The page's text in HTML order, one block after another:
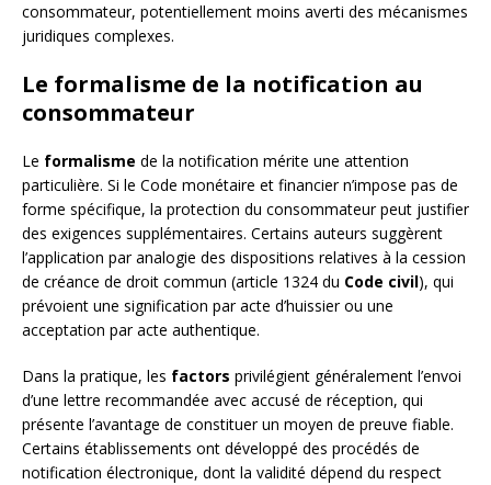
consommateur, potentiellement moins averti des mécanismes
juridiques complexes.
Le formalisme de la notification au
consommateur
Le formalisme de la notification mérite une attention
particulière. Si le Code monétaire et financier n’impose pas de
forme spécifique, la protection du consommateur peut justifier
des exigences supplémentaires. Certains auteurs suggèrent
l’application par analogie des dispositions relatives à la cession
de créance de droit commun (article 1324 du Code civil), qui
prévoient une signification par acte d’huissier ou une
acceptation par acte authentique.
Dans la pratique, les factors privilégient généralement l’envoi
d’une lettre recommandée avec accusé de réception, qui
présente l’avantage de constituer un moyen de preuve fiable.
Certains établissements ont développé des procédés de
notification électronique, dont la validité dépend du respect